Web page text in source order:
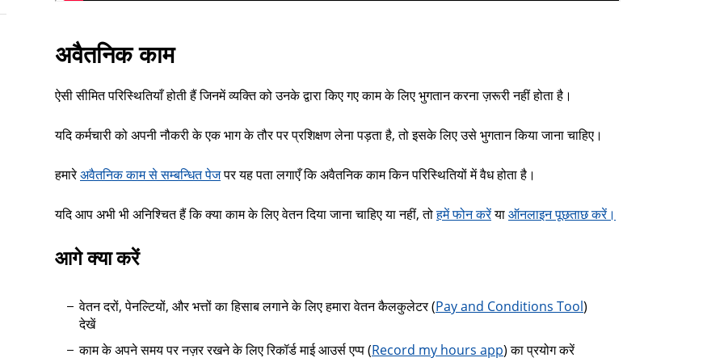
अवैतनिक काम
ऐसी सीमित परिस्थितियाँ होती हैं जिनमें व्यक्ति को उनके द्वारा किए गए काम के लिए भुगतान करना ज़रूरी नहीं होता है।
यदि कर्मचारी को अपनी नौकरी के एक भाग के तौर पर प्रशिक्षण लेना पड़ता है, तो इसके लिए उसे भुगतान किया जाना चाहिए।
हमारेअवैतनिक काम से सम्बन्धित पेजपर यह पता लगाएँ कि अवैतनिक काम किन परिस्थितियों में वैध होता है।
यदि आप अभी भी अनिश्चित हैं कि क्या काम के लिए वेतन दिया जाना चाहिए या नहीं, तोहमें फोन करेंयाऑनलाइन पूछताछ करें।
आगे क्या करें
वेतन दरों, पेनल्टियों, और भत्तों का हिसाब लगाने के लिए हमारा वेतन कैलकुलेटर (Pay and Conditions Tool)
देखें
काम के अपने समय पर नज़र रखने के लिए रिकॉर्ड माई आउर्स एप्प (Record my hours app) का प्रयोग करें